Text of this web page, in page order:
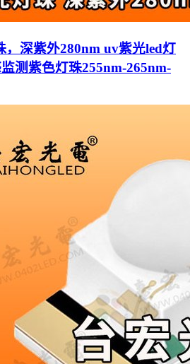
，深紫外280nm uv紫光led灯
测紫色灯珠255nm-265nm-